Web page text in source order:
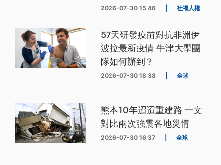
2026-07-30 15:46 社福人權
57天研發疫苗對抗非洲伊
波拉最新疫情 牛津大學團
隊如何辦到？
2026-07-30 18:38 全球
熊本10年迢迢重建路 一文
對比兩次強震各地災情
2026-07-30 16:37 全球